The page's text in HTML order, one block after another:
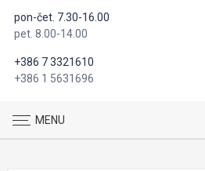
pon-čet. 7.30-16.00
pet. 8.00-14.00
+386 7 3321610
+386 1 5631696
MENU